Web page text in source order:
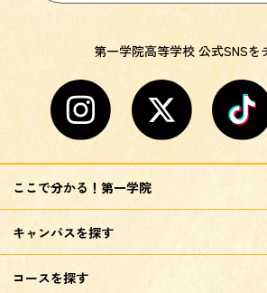
第一学院高等学校 公式SNSを
ここで分かる！第一学院
キャンパスを探す
コースを探す